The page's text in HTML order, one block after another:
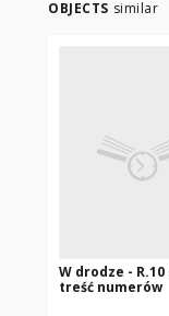
OBJECTS similar
W drodze - R.10
treść numerów